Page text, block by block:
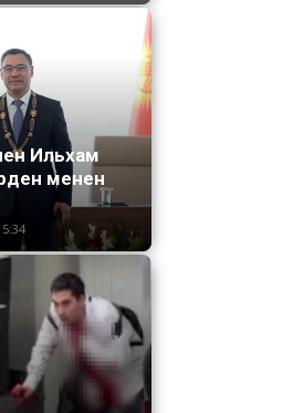
Ильхам
менен